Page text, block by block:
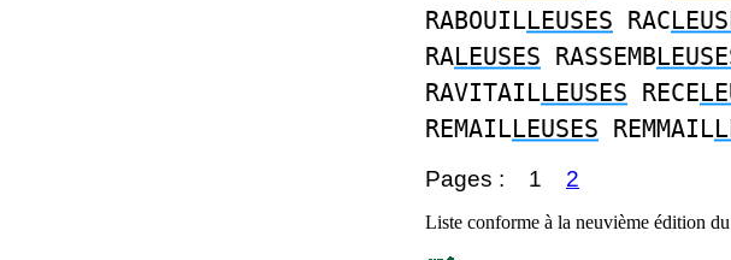
RABOUILLEUSES RAC
RALEUSES RASSEMB
RAVITAILLEUSES RECE
REMAILLEUSES REMMAIL
Pages : 1 2
Liste conforme à la neuvième édition